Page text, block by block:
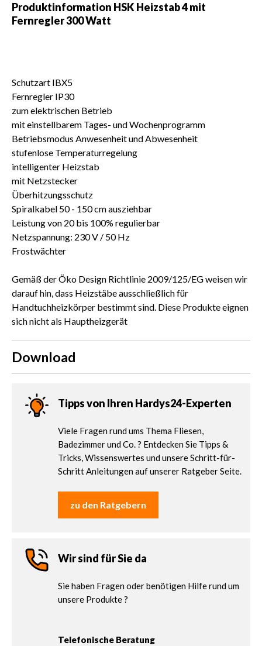
Produktinformation HSK Heizstab 4 mit
Fernregler 300 Watt
Schutzart IBX5
Fernregler IP30
zum elektrischen Betrieb
mit einstellbarem Tages- und Wochenprogramm
Betriebsmodus Anwesenheit und Abwesenheit
stufenlose Temperaturregelung
intelligenter Heizstab
mit Netzstecker
Überhitzungsschutz
Spiralkabel 50 - 150 cm ausziehbar
Leistung von 20 bis 100% regulierbar
Netzspannung: 230 V / 50 Hz
Frostwächter
Gemäß der Öko Design Richtlinie 2009/125/EG weisen wir
darauf hin, dass Heizstäbe ausschließlich für
Handtuchheizkörper bestimmt sind. Diese Produkte eignen
sich nicht als Hauptheizgerät
Download
Tipps von Ihren Hardys24-Experten
Viele Fragen rund ums Thema Fliesen,
Badezimmer und Co. ? Entdecken Sie Tipps &
Tricks, Wissenswertes und unsere Schritt-für-
Schritt Anleitungen auf unserer Ratgeber Seite.
zu den Ratgebern
Wir sind für Sie da
Sie haben Fragen oder benötigen Hilfe rund um
unsere Produkte ?
Telefonische Beratung